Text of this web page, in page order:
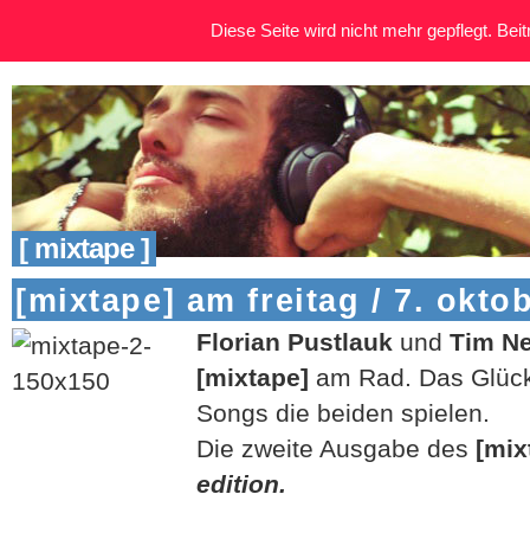
[ mixtape ]
[mixtape] am freitag / 7.
Florian Pustlauk und Tim
[mixtape] am Rad. Das
Songs die beiden spielen.
Die zweite Ausgabe des
edition.
Diese Seite wird nicht mehr gepflegt.